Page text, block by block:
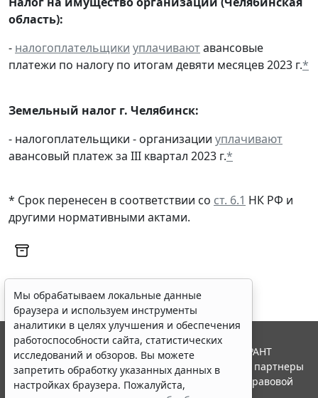
область):
- налогоплательщики уплачиваютавансовые
платежи по налогу по итогам девяти месяцев 2023 г.*
Земельный налог г. Челябинск:
- налогоплательщики - организации уплачивают
авансовый платеж за III квартал 2023 г.*
* Срок перенесен в соответствии со ст. 6.1 НК РФ и
другими нормативными актами.
Мы обрабатываем локальные данные
браузера и используем инструменты
аналитики в целях улучшения и обеспечения
работоспособности сайта, статистических
исследований и обзоров. Вы можете
запретить обработку указанных данных в
настройках браузера. Пожалуйста,
© ООО "НПП "ГАРАНТ-СЕРВИС", 2026. Система ГАРАНТ
выпускается с 1990 года. Компания "Гарант" и ее партнеры
являются участниками Российской ассоциации правовой